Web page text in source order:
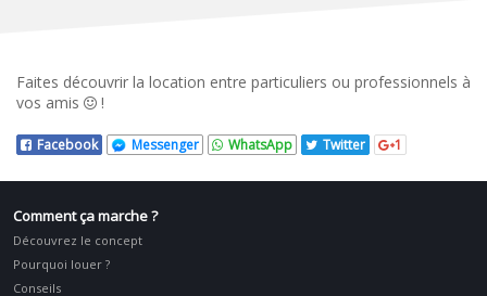
Faites découvrir la location entre particuliers ou professionnels à
vos amis
!
Facebook Messenger WhatsApp Twitter 1
Comment ça marche ?
Découvrez le concept
Pourquoi louer ?
Conseils